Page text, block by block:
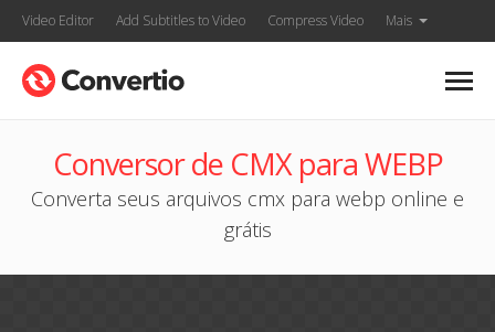
Video Editor Add Subtitles to Video Compress Video Mais
Conversor de CMX para WEBP
Converta seus arquivos cmx para webp online e
grátis